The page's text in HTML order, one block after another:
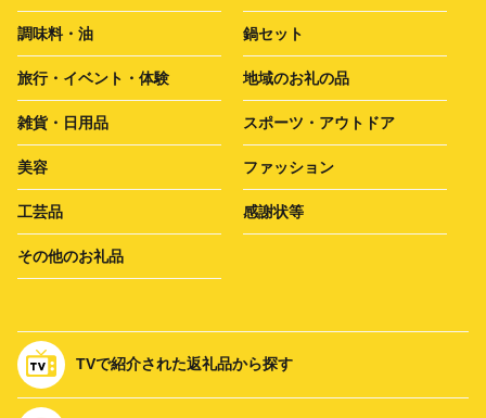
調味料・油 鍋セット
旅行・イベント・体験 地域のお礼の品
雑貨・日用品 スポーツ・アウトドア
美容 ファッション
工芸品 感謝状等
その他のお礼品
TVで紹介された返礼品から探す